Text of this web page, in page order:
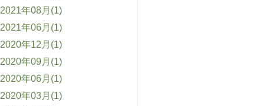
2021年08月(1)
2021年06月(1)
2020年12月(1)
2020年09月(1)
2020年06月(1)
2020年03月(1)